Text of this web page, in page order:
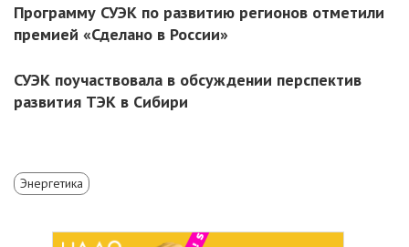
Программу СУЭК по развитию регионов отметили
премией «Сделано в России»
СУЭК поучаствовала в обсуждении перспектив
развития ТЭК в Сибири
Энергетика